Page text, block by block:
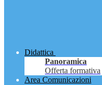
Didattica
Panoramica
Offerta formativa
Area Comunicazioni